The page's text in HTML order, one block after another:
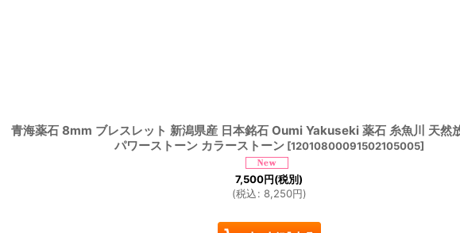
青海薬石 8mm ブレスレット 新潟県産 日本銘石 Oumi Yakuseki 薬石 糸魚川 天然
パワーストーン カラーストーン [12010800091502105005]
7,500円(税別)
(税込: 8,250円)